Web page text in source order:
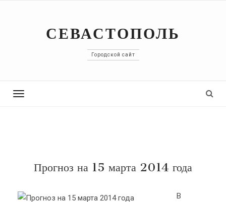
СЕВАСТОПОЛЬ
Городской сайт
Toggle
Прогноз на 15 марта 2014 года
В